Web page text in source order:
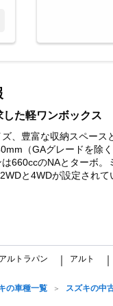
た軽ワンボックス
、豊富な収納スペー
（GAグレードを除
660ccのNAとターボ
と4WDが設定されて
アルトラパン アルト
の車種一覧 スズキの中